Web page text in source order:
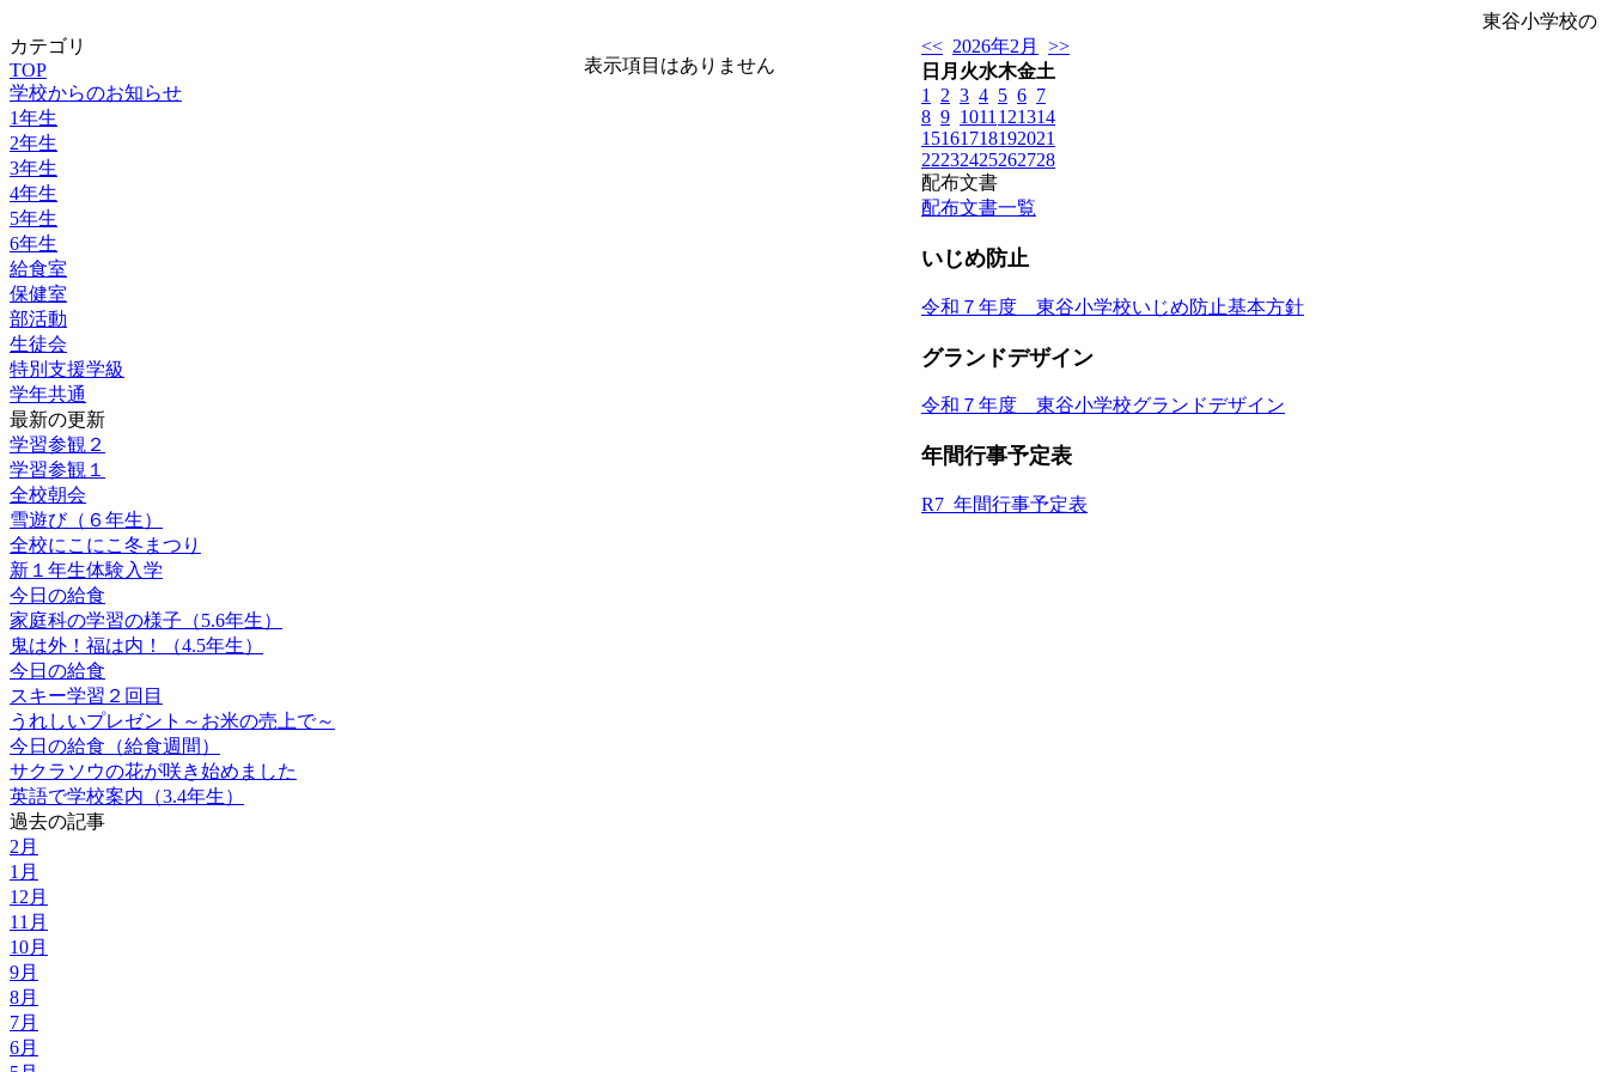
東谷小学校の
カテゴリ
TOP
学校からのお知らせ
1年生
2年生
3年生
4年生
5年生
6年生
給食室
保健室
部活動
生徒会
特別支援学級
学年共通
最新の更新
学習参観２
学習参観１
全校朝会
雪遊び（６年生）
全校にこにこ冬まつり
新１年生体験入学
今日の給食
家庭科の学習の様子（5.6年生）
鬼は外！福は内！（4.5年生）
今日の給食
スキー学習２回目
うれしいプレゼント～お米の売上で～
今日の給食（給食週間）
サクラソウの花が咲き始めました
英語で学校案内（3.4年生）
過去の記事
2月
1月
12月
11月
10月
9月
8月
7月
6月
表示項目はありません
<< 2026年2月
>>
日 月 火水木金土
1
2 3 4 5 6 7
8 9 1011 121314
15161718192021
22232425262728
配布文書
配布文書一覧
いじめ防止
令和７年度 東谷小学校いじめ防止基本方針
グランドデザイン
令和７年度 東谷小学校グランドデザイン
年間行事予定表
R7_年間行事予定表